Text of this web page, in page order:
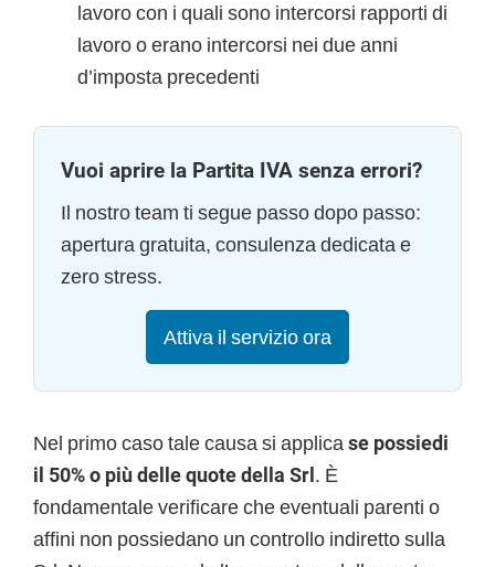
lavoro con i quali sono intercorsi rapporti di
lavoro o erano intercorsi nei due anni
d’imposta precedenti
Vuoi aprire la Partita IVA senza errori?
Il nostro team ti segue passo dopo passo:
apertura gratuita, consulenza dedicata e
zero stress.
Attiva il servizio ora
Nel primo casotale causa si applica se possiedi
il 50% o più delle quote della Srl. È
fondamentale verificare che eventuali parenti o
affini non possiedano un controllo indiretto sulla